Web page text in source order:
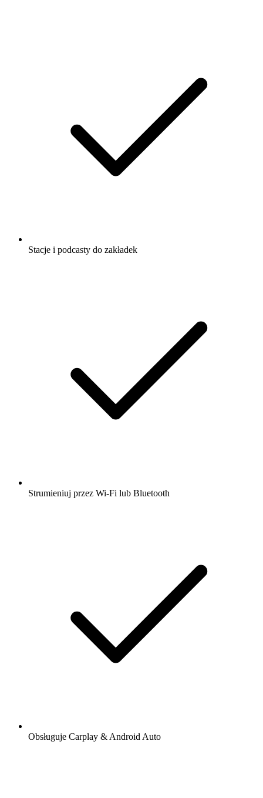
Stacje i podcasty do zakładek
Strumieniuj przez Wi-Fi lub Bluetooth
Obsługuje Carplay & Android Auto